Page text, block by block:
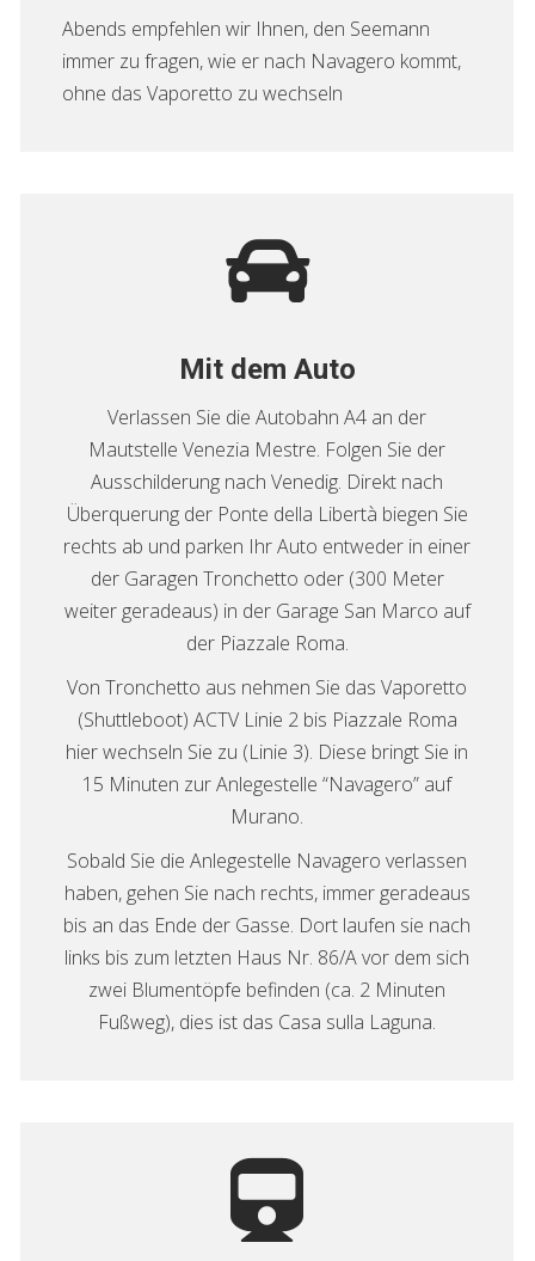
Abends empfehlen wir Ihnen, den Seemann
immer zu fragen, wie er nach Navagero kommt,
ohne das Vaporetto zu wechseln
Mit dem Auto
Verlassen Sie die Autobahn A4 an der
Mautstelle Venezia Mestre. Folgen Sie der
Ausschilderung nach Venedig. Direkt nach
Überquerung der Ponte della Libertà biegen Sie
rechts ab und parken Ihr Auto entweder in einer
der Garagen Tronchetto oder (300 Meter
weiter geradeaus) in der Garage San Marco auf
der Piazzale Roma.
Von Tronchetto aus nehmen Sie das Vaporetto
(Shuttleboot) ACTV Linie 2 bis Piazzale Roma
hier wechseln Sie zu (Linie 3). Diese bringt Sie in
15 Minuten zur Anlegestelle “Navagero” auf
Murano.
Sobald Sie die Anlegestelle Navagero verlassen
haben, gehen Sie nach rechts, immer geradeaus
bis an das Ende der Gasse. Dort laufen sie nach
links bis zum letzten Haus Nr. 86/A vor dem sich
zwei Blumentöpfe befinden (ca. 2 Minuten
Fußweg), dies ist das Casa sulla Laguna.